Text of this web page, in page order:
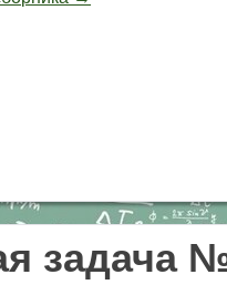
задача